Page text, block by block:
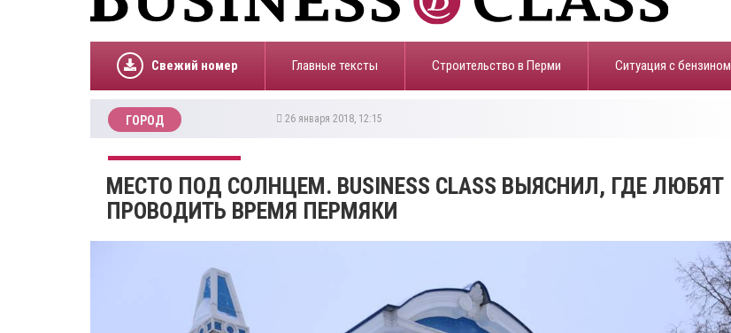
Свежий номер Главные тексты Строительство в Перми ​Ситуация с бензином
ГОРОД 26 января 2018, 12:15
МЕСТО ПОД СОЛНЦЕМ. BUSINESS CLASS ВЫЯСНИЛ, ГДЕ ЛЮБЯТ
ПРОВОДИТЬ ВРЕМЯ ПЕРМЯКИ